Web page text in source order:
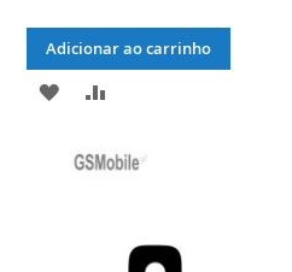
Adicionar ao carrinho
ADICIONAR
LISTA
DESEJOS
ADICIONAR
COMPARAÇÃO